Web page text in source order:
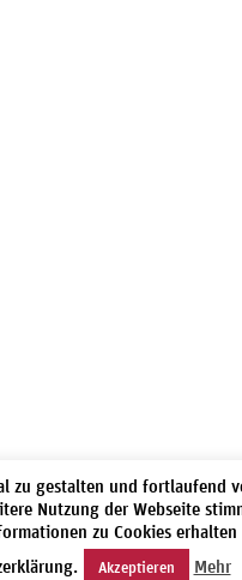
zu gestalten und fortlaufend
Nutzung der Webseite
zu Cookies
Akzeptieren Mehr